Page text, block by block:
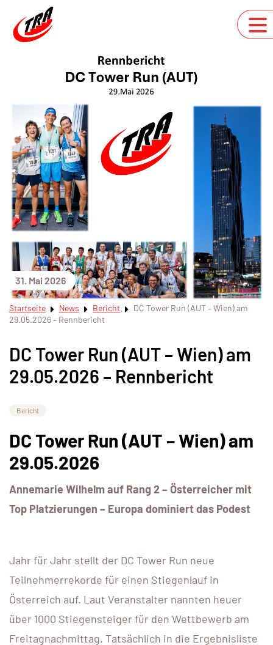
31. Mai 2026
Startseite News Bericht
DC Tower Run (AUT – Wien) am
29.05.2026 – Rennbericht
DC Tower Run (AUT – Wien) am
29.05.2026 – Rennbericht
Bericht
DC Tower Run (AUT – Wien) am
29.05.2026
Annemarie Wilhelm auf Rang 2 – Österreicher mit
Top Platzierungen – Europa dominiert das Podest
Jahr für Jahr stellt der DC Tower Run neue
Teilnehmerrekorde für einen Stiegenlauf in
Österreich auf. Laut Veranstalter nannten heuer
über 1000 Stiegensteiger für den Wettbewerb am
Freitagnachmittag. Tatsächlich in die Ergebnisliste